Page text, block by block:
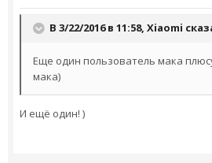
В 3/22/2016 в 11:58, Xiaomi
Еще один пользователь мака
мака)
И ещё один! )